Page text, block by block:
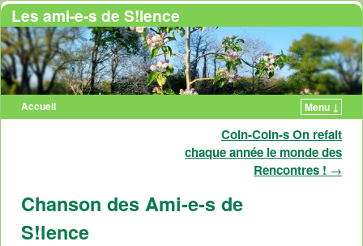
Les ami-e-s de S!lence
Accueil Menu ↓
Coin-Coin-s On refait
chaque année le monde des
Rencontres ! →
Chanson des Ami-e-s de
S!lence